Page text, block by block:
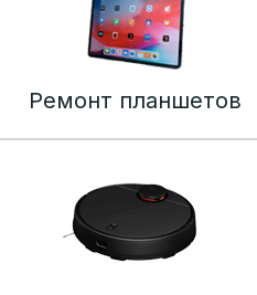
Ремонт планшетов